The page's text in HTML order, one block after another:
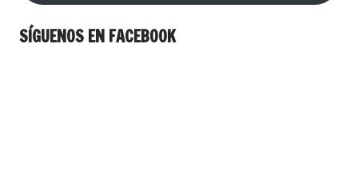
SÍGUENOS EN FACEBOOK